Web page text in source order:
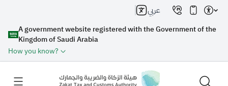
A government website registered with the Government of the
Kingdom of Saudi Arabia
How you know?
عربي